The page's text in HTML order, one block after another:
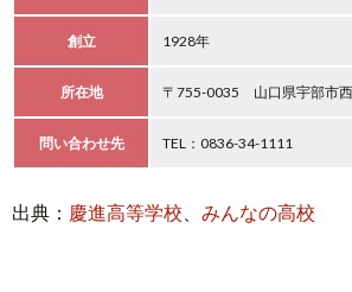
創立 1928年
所在地 〒755-0035 山口県宇部市
問い合わせ先 TEL：0836-34-1111
出典： 慶進高等学校 みんなの高校